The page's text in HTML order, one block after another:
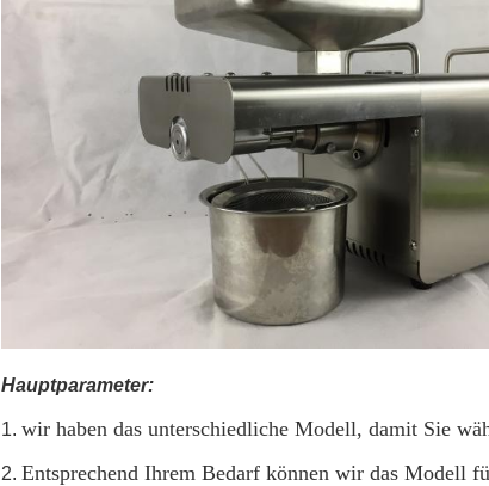
Hauptparameter:
1. wir haben das unterschiedliche Modell, damit Sie
2. Entsprechend Ihrem Bedarf können wir das Modell